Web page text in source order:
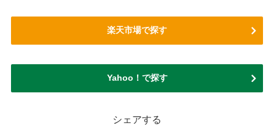
楽天市場で探す
Yahoo！で探す
シェアする